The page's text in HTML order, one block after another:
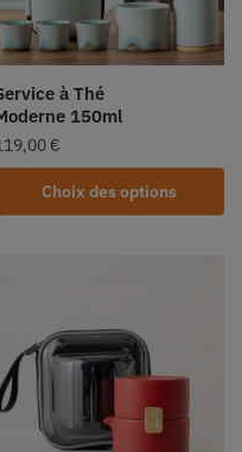
à Thé
150ml
€
Choix des options